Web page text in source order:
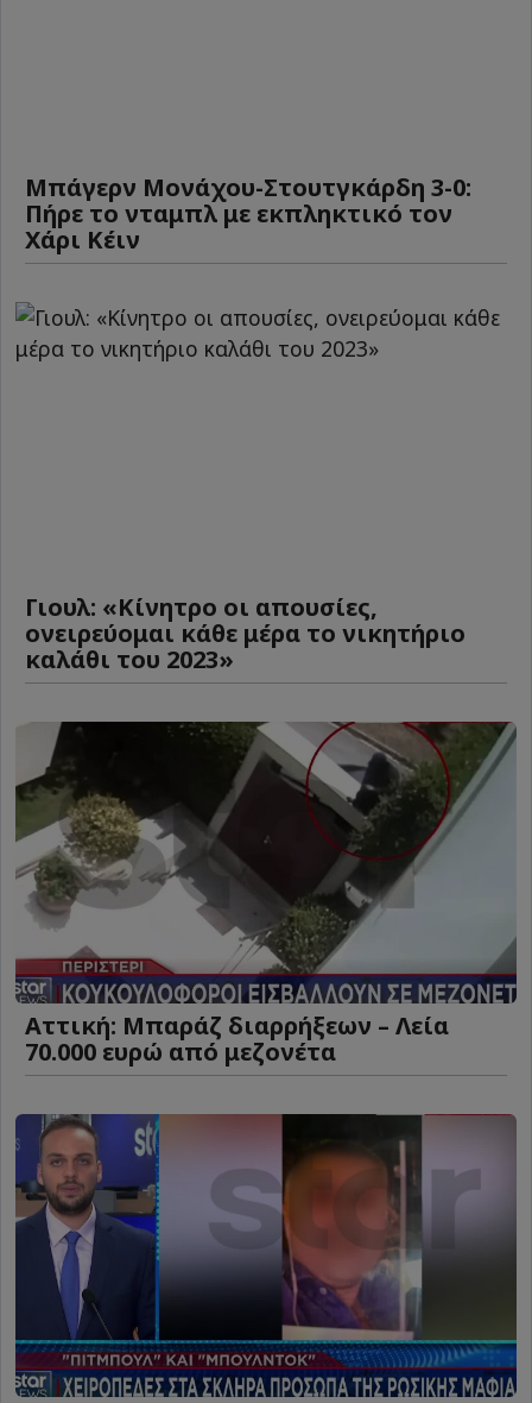
Μπάγερν Μονάχου-Στουτγκάρδη 3-0:
Πήρε το νταμπλ με εκπληκτικό τον
Χάρι Κέιν
Γιουλ: «Κίνητρο οι απουσίες,
ονειρεύομαι κάθε μέρα το νικητήριο
καλάθι του 2023»
Αττική: Μπαράζ διαρρήξεων – Λεία
70.000 ευρώ από μεζονέτα